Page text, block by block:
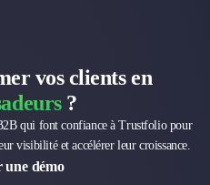
vos clients en
?
qui font confiance à Trustfolio pour
visibilité et accélérer leur croissance.
une démo